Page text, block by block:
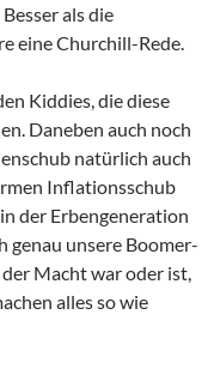
als die
eine Churchill-Rede.
Kiddies, die diese
Daneben auch noch
natürlich auch
Inflationsschub
der Erbengeneration
genau unsere Boomer-
Macht war oder ist,
alles so wie